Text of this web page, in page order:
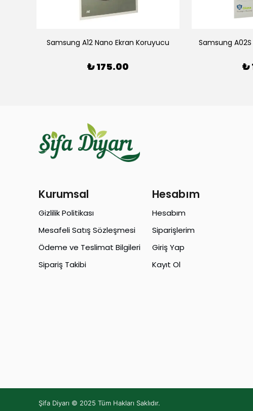
Samsung A12 Nano Ekran Koruyucu
₺ 175.00
Samsung
₺
Kurumsal
Gizlilik Politikası
Mesafeli Satış Sözleşmesi
Ödeme ve Teslimat Bilgileri
Sipariş Takibi
Hesabım
Hesabım
Siparişlerim
Giriş Yap
Kayıt Ol
Şifa Diyarı © 2025 Tüm Hakları Saklıdır.